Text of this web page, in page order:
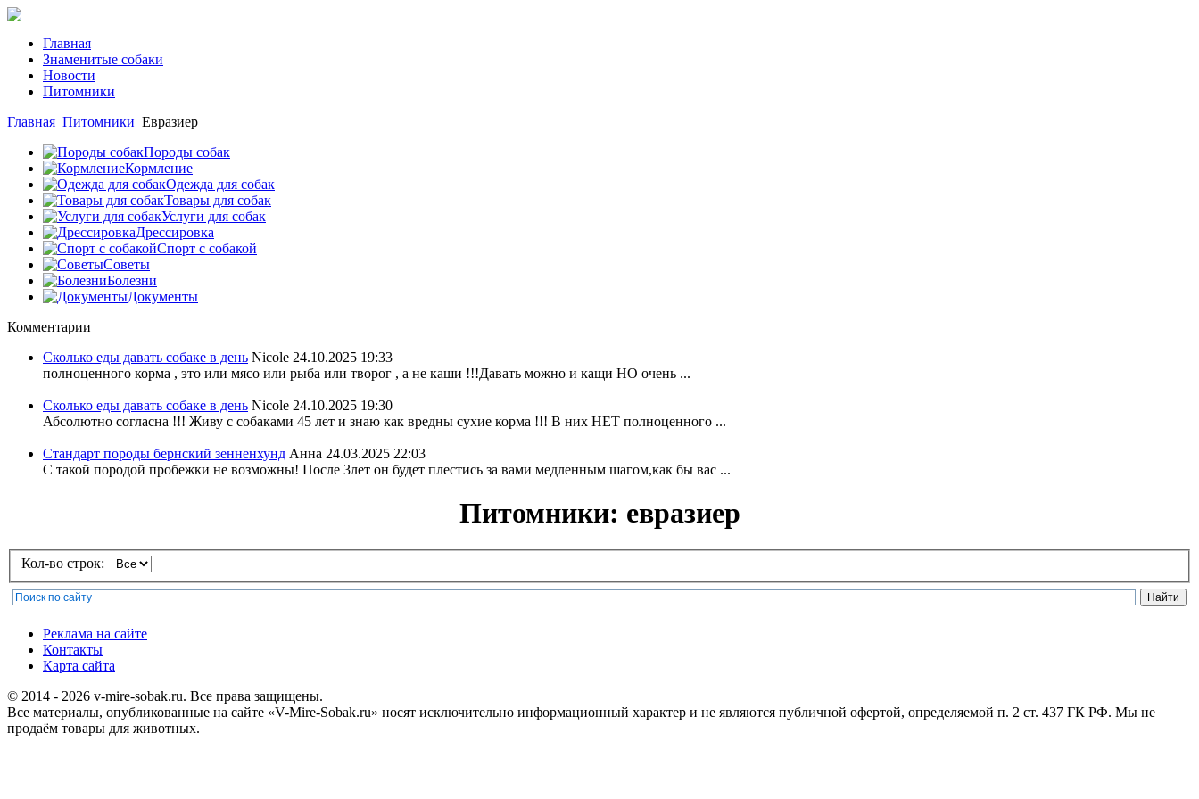
Главная
Знаменитые собаки
Новости
Питомники
Главная Питомники Евразиер
Породы собак
Кормление
Одежда для собак
Товары для собак
Услуги для собак
Дрессировка
Спорт с собакой
Советы
Болезни
Документы
Комментарии
Сколько еды давать собаке в день Nicole 24.10.2025 19:33
полноценного корма , это или мясо или рыба или творог , а не каши !!!Давать можно и кащи НО очень ...
Сколько еды давать собаке в день Nicole 24.10.2025 19:30
Абсолютно согласна !!! Живу с собаками 45 лет и знаю как вредны сухие корма !!! В них НЕТ полноценного ...
Стандарт породы бернский зенненхунд Анна 24.03.2025 22:03
С такой породой пробежки не возможны! После 3лет он будет плестись за вами медленным шагом,как бы вас ...
Питомники: евразиер
Кол-во строк:
Реклама на сайте
Контакты
Карта сайта
© 2014 - 2026 v-mire-sobak.ru. Все права защищены.
Все материалы, опубликованные на сайте «V-Mire-Sobak.ru» носят исключительно информационный характер и не являются публичной офертой, определяемой п. 2 ст. 437 ГК РФ. Мы не
продаём товары для животных.